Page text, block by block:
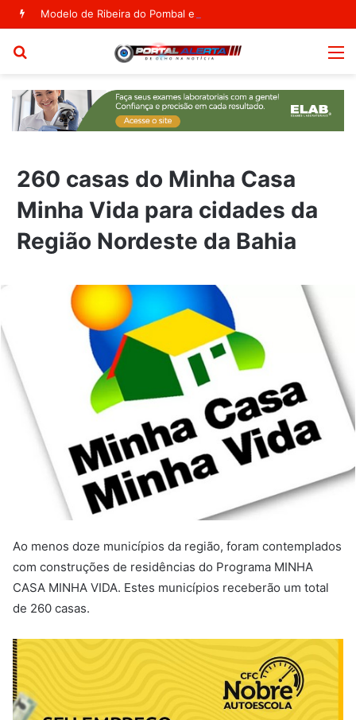
260 casas do Minha Casa
Minha Vida para cidades da
Região Nordeste da Bahia
Ao menos doze municípios da região, foram contemplados
com construções de residências do Programa MINHA
CASA MINHA VIDA. Estes municípios receberão um total
de 260 casas.